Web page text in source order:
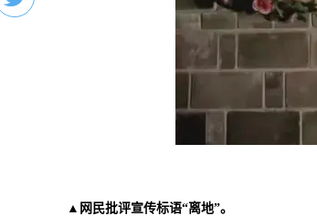
▲网民批评宣传标语“离地”。